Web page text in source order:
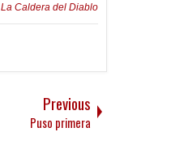
La Caldera del Diablo
Previous
Puso primera